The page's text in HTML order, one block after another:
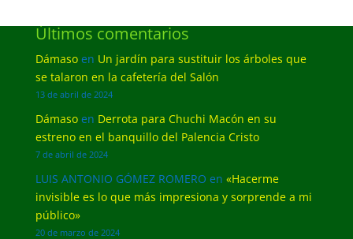
Últimos comentarios
Dámasoen Un jardín para sustituir los árboles que
se talaron en la cafetería del Salón
13 de abril de 2024
Dámasoen Derrota para Chuchi Macón en su
estreno en el banquillo del Palencia Cristo
7 de abril de 2024
LUIS ANTONIO GÓMEZ ROMERO en «Hacerme
invisible es lo que más impresiona y sorprende a mi
público»
20 de marzo de 2024